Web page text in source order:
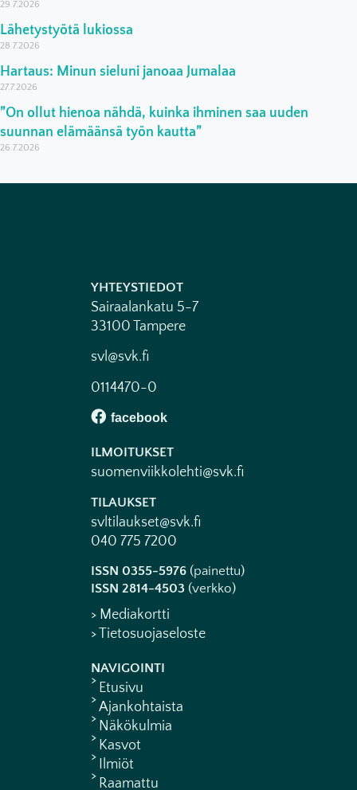
29.7.2026
Lähetystyötä lukiossa
28.7.2026
Hartaus: Minun sieluni janoaa Jumalaa
27.7.2026
”On ollut hienoa nähdä, kuinka ihminen saa uuden
suunnan elämäänsä työn kautta”
26.7.2026
YHTEYSTIEDOT
Sairaalankatu 5-7
33100 Tampere
svl@svk.fi
0114470-0
ILMOITUKSET
suomenviikkolehti@svk.fi
TILAUKSET
svltilaukset@svk.fi
040 775 7200
ISSN 0355-5976 (painettu)
ISSN 2814-4503 (verkko)
> Mediakortti
> Tietosuojaseloste
NAVIGOINTI
Etusivu
Ajankohtaista
Näkökulmia
Kasvot
Ilmiöt
Raamattu